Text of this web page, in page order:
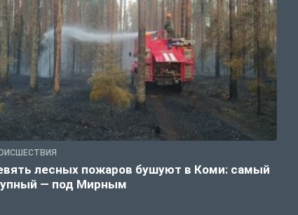
лесных пожаров бушуют в Коми: самый
— под Мирным